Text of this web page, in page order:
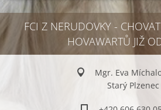
FCI Z NERUDOVKY -
HOVAWARTŮ JIŽ
Mgr. Eva
Starý Plzenec